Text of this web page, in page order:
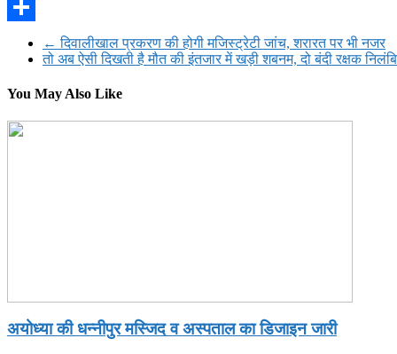
WhatsApp
← दिवालीखाल प्रकरण की होगी मजिस्ट्रेटी जांच, शरारत पर भी नजर
तो अब ऐसी दिखती है मौत की इंतजार में खड़ी शबनम, दो बंदी रक्षक
You May Also Like
अयोध्या की धन्नीपुर मस्जिद व अस्पताल का डिजाइन जारी